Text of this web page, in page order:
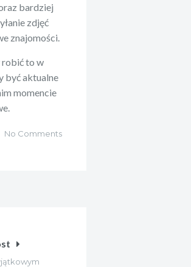
bardziej
zdjęć
znajomości.
robić to w
być aktualne
momencie
No Comments